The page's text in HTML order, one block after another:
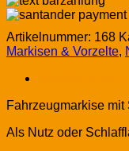
Artikelnummer: 168
Markisen & Vorzelte,
Fahrzeugmarkise mit
Als Nutz oder